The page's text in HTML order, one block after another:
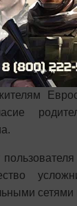
граждан